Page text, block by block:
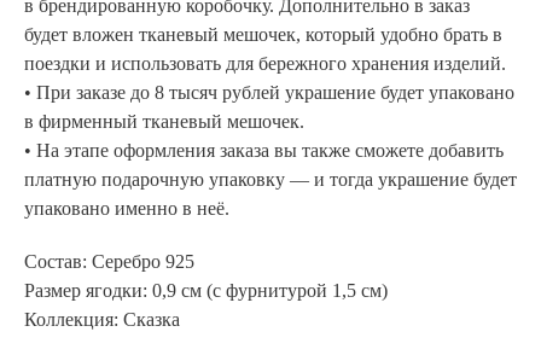
в брендированную коробочку. Дополнительно в заказ
будет вложен тканевый мешочек, который удобно брать в
поездки и использовать для бережного хранения изделий.
• При заказе до 8 тысяч рублей украшение будет упаковано
в фирменный тканевый мешочек.
• На этапе оформления заказа вы также сможете добавить
платную подарочную упаковку — и тогда украшение будет
упаковано именно в неё.
Состав: Серебро 925
Размер ягодки: 0,9 см (с фурнитурой 1,5 см)
Коллекция: Сказка